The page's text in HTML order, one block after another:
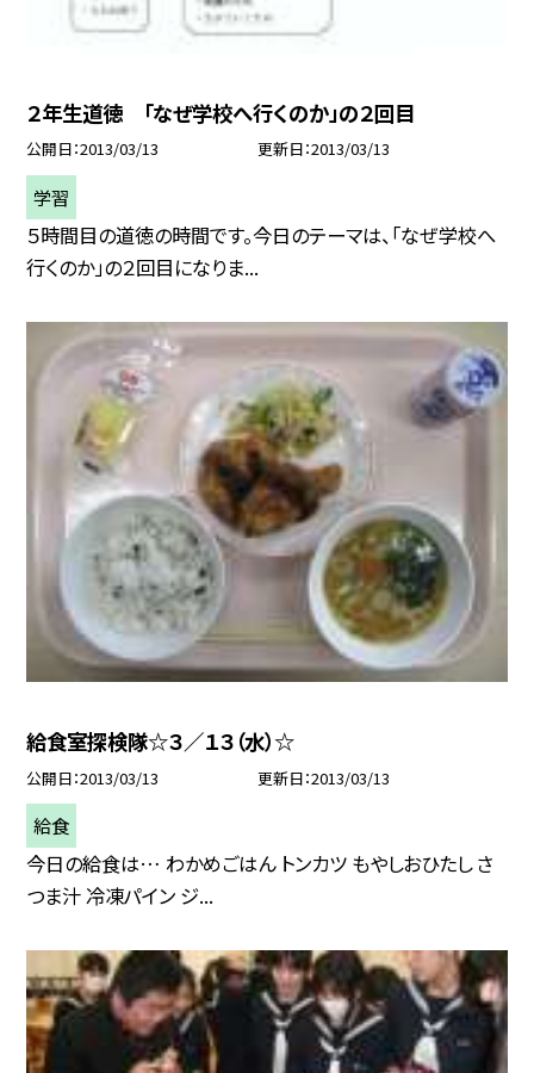
２年生道徳 「なぜ学校へ行くのか」の２回目
公開日 2013/03/13 更新日 2013/03/13
学習
５時間目の道徳の時間です。今日のテーマは、「なぜ学校へ
行くのか」の２回目になりま...
給食室探検隊☆３／１３（水）☆
公開日 2013/03/13 更新日 2013/03/13
給食
今日の給食は… わかめごはん トンカツ もやしおひたし さ
つま汁 冷凍パイン ジ...